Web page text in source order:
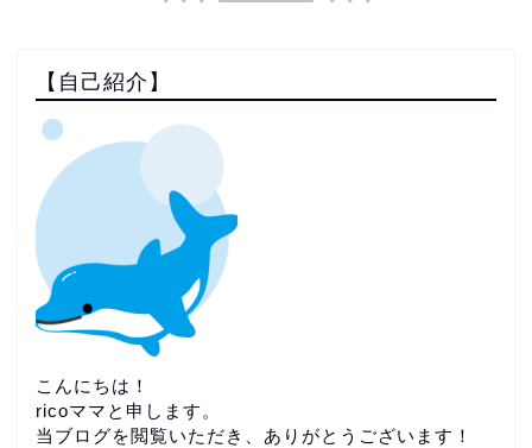
【自己紹介】
こんにちは！
ricoママと申します。
当ブログを閲覧いただき、ありがとうございます！